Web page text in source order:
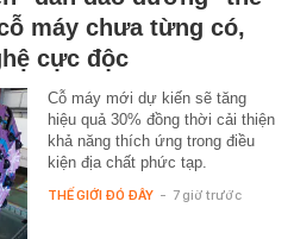
máy chưa từng có,
cực độc
Cỗ máy mới dự kiến sẽ tăng
hiệu quả 30% đồng thời cải thiện
khả năng thích ứng trong điều
kiện địa chất phức tạp.
THẾ GIỚI ĐÓ ĐÂY - 7 giờ trước